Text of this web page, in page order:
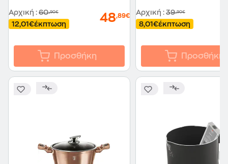
Αρχική : 60,90€
12,01€έκπτωση 48,89€
Προσθήκη
Αρχική : 39,90€
8,01€έκπτωση
Προσθήκη